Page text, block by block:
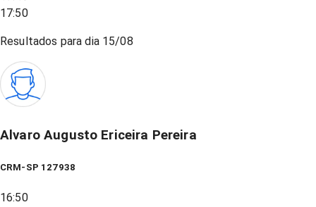
17:50
Resultados para dia 15/08
Alvaro Augusto Ericeira Pereira
CRM-SP 127938
16:50